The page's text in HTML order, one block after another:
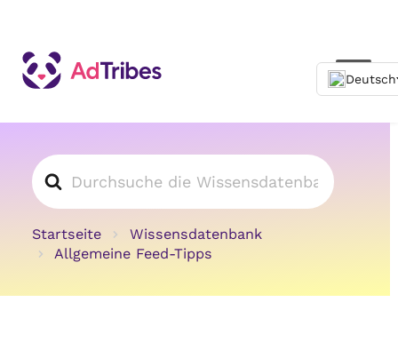
Suchen
nach
Startseite
Wissensdatenbank
Allgemeine Feed-Tipps